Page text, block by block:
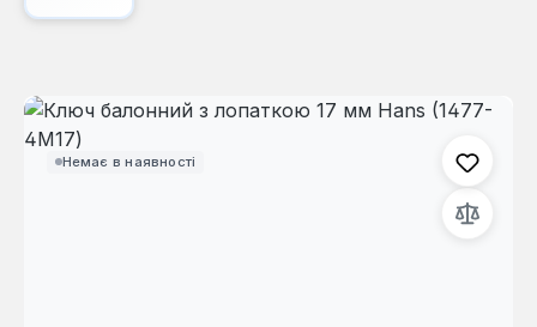
Немає в наявності
Пропустити галерею зображень